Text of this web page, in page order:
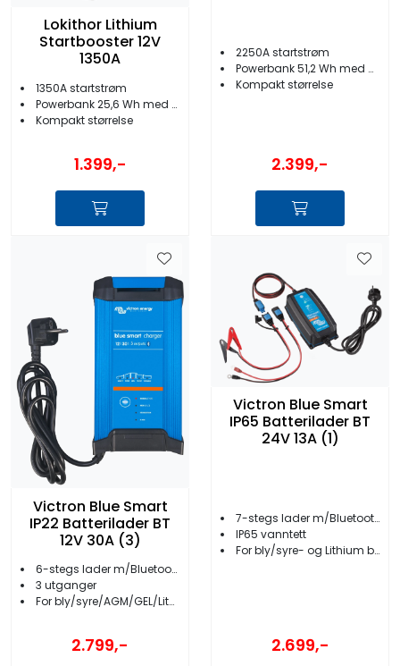
Lokithor Lithium
Startbooster 12V
1350A
1350A startstrøm
Powerbank 25,6 Wh med USB-uttak og lys
Kompakt størrelse
1.399,-
2250A startstrøm
Powerbank 51,2 Wh med USB-uttak og lys
Kompakt størrelse
2.399,-
Victron Blue Smart
IP22 Batterilader BT
12V 30A (3)
6-stegs lader m/Bluetooth
3 utganger
For bly/syre/AGM/GEL/Lithium batterier
2.799,-
Victron Blue Smart
IP65 Batterilader BT
24V 13A (1)
7-stegs lader m/Bluetooth
IP65 vanntett
For bly/syre- og Lithium batterier
2.699,-